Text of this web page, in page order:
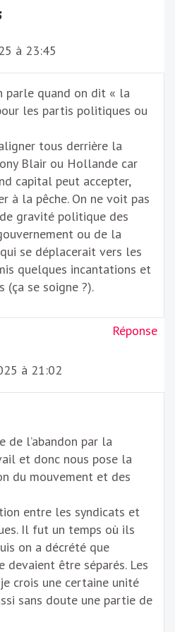
à 23:45
parle quand on dit « la
les partis politiques ou
tous derrière la
Blair ou Hollande car
capital peut accepter,
la pêche. On ne voit pas
gravité politique des
ou de la
se déplacerait vers les
quelques incantations et
(ça se soigne ?).
Réponse
à 21:02
l’abandon par la
et donc nous pose la
du mouvement et des
entre les syndicats et
Il fut un temps où ils
on a décrété que
être séparés. Les
crois une certaine unité
sans doute une partie de